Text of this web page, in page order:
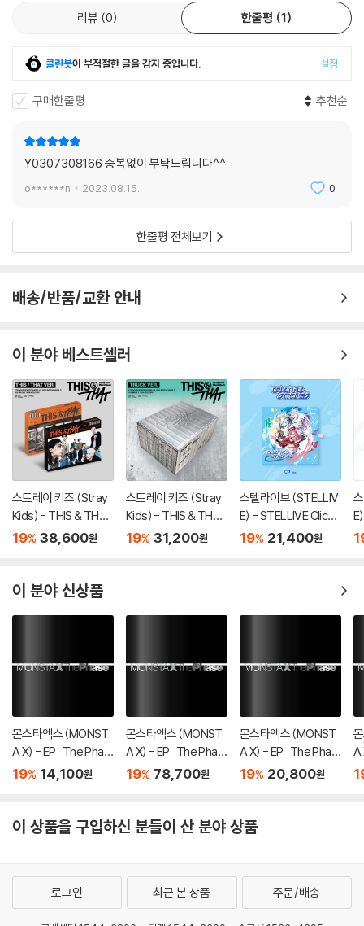
Arranged by earattack, Lindgren, 공도
Original publisher JYP Publishing (KOMCA), Heavymental Soun
rmel Music Creations (ASCAP), Sony/ATV Ballad (BMI), 24KGO
dministered by Songs of Kobalt Music Publishing
music, Universal Music Publishing, Sony Music Publishing
Sessions Background vocals by Melanie Fontana
Vocals directed by earattack
Recorded by 서은일, earattack at JYPE Studios (지효), Nick Mac
at 6250 Studios (24kGoldn)
Mixed in Dolby Atmos by 신봉원 (Asst.박남준) at GLAB Studios
섹시한 분위기가 인상적인 댄스팝곡으로 캐치한 훅이 흥을 돋운다. 세계적
인 래퍼 24케이골든이 피처링을 맡아 지효와 신선한 시너지를 냈다.
3. Closer
Lyrics by 지효
Composed by Rykeyz (Ryan Williamson), Jae Stephens, Dewa
in Whitmore, Marty Rod
Arranged by Rykeyz (Ryan Williamson), Marty MARO
MI) Administered by BMG Silver Songs (BMI) / Patriot Games P
ublishing (ASCAP) Administered by DTCM AVE (ASCAP) / Uncl
(Jae), UMPG (Dewain), BMG (Marty)
Vocals directed by earattack
Digital editing by 이경원
Recorded by 엄세희, earattack at JYPE Studios
Mixed by 임홍진 at JYPE Studios
담은 매혹적인 곡으로 지효가 단독 작사했다.
리뷰 0 한줄평 1
클린봇이 부적절한 글을 감지 중입니다. 설정
구매한줄평 추천순
Y0307308166 중복없이 부탁드립니다^^
o******n 2023.08.15. 0
한줄평 전체보기
배송/반품/교환 안내
이 분야 베스트셀러
스트레이 키즈 (Stray
Kids) - THIS & THAT
[2종 SET]
19% 38,600원
스트레이 키즈 (Stray
Kids) - THIS & THAT
[TRUCK VER.]
19% 31,200원
스텔라이브 (STELLIV
E) - STELLIVE Cliche
1st EP 「Colorful Stro
19% 21,400원
이 분야 신상품
몬스타엑스 (MONST
A X) - EP : The Phas
e [DIGIPAK ver.][5종
19% 14,100원
몬스타엑스 (MONST
A X) - EP : The Phas
e [4종 SET]
19% 78,700원
몬스타엑스 (MONST
A X) - EP : The Phas
e [OFFSET ver.]
19% 20,800원
A
e
이 상품을 구입하신 분들이 산 분야 상품
로그인 최근 본 상품 주문/배송